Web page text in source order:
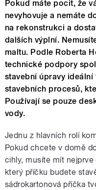
Pokud máte pocit, že
nevyhovuje a nemáte
na rekonstrukci a
dalších výplní.
maltu. Podle Roberta
technické podpory
stavební úpravy
stavebních procesů,
Používají se pouze
vody.
Jednu z hlavních rolí
Pokud chcete v domě
cihly, musíte mít
který příčku budete
sádrokartonová příčka